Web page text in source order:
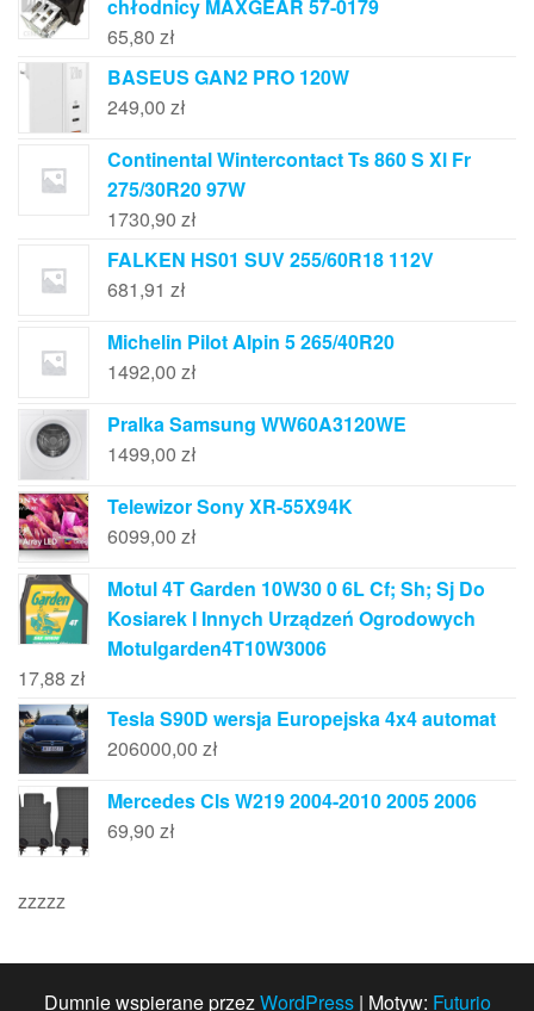
chłodnicy MAXGEAR 57-0179
65,80 zł
BASEUS GAN2 PRO 120W
249,00 zł
Continental Wintercontact Ts 860 S Xl Fr
275/30R20 97W
1730,90 zł
FALKEN HS01 SUV 255/60R18 112V
681,91 zł
Michelin Pilot Alpin 5 265/40R20
1492,00 zł
Pralka Samsung WW60A3120WE
1499,00 zł
Telewizor Sony XR-55X94K
6099,00 zł
Motul 4T Garden 10W30 0 6L Cf; Sh; Sj Do
Kosiarek I Innych Urządzeń Ogrodowych
Motulgarden4T10W3006
17,88 zł
Tesla S90D wersja Europejska 4x4 automat
206000,00 zł
Mercedes Cls W219 2004-2010 2005 2006
69,90 zł
zzzzz
Dumnie wspierane przezWordPress | Motyw: Futurio